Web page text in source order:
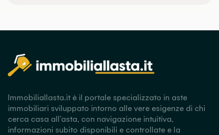
Immobiliallasta.it è il portale specializzato in aste
immobiliari sviluppato intorno alle vere esigenze di chi
cerca casa all’asta, con navigazione intuitiva,
informazioni subito disponibili e controllate e la